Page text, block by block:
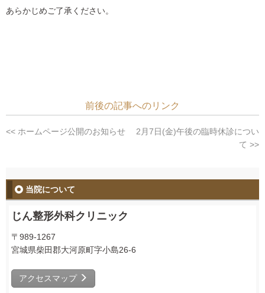
あらかじめご了承ください。
前後の記事へのリンク
<< ホームページ公開のお知らせ
2月7日(金)午後の臨時休診につい
て >>
当院について
じん整形外科クリニック
〒989-1267
宮城県柴田郡大河原町字小島26-6
アクセスマップ